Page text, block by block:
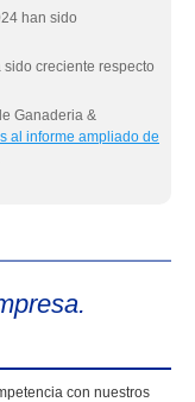
han sido
creciente respecto
Ganaderia &
al informe ampliado de
con nuestros